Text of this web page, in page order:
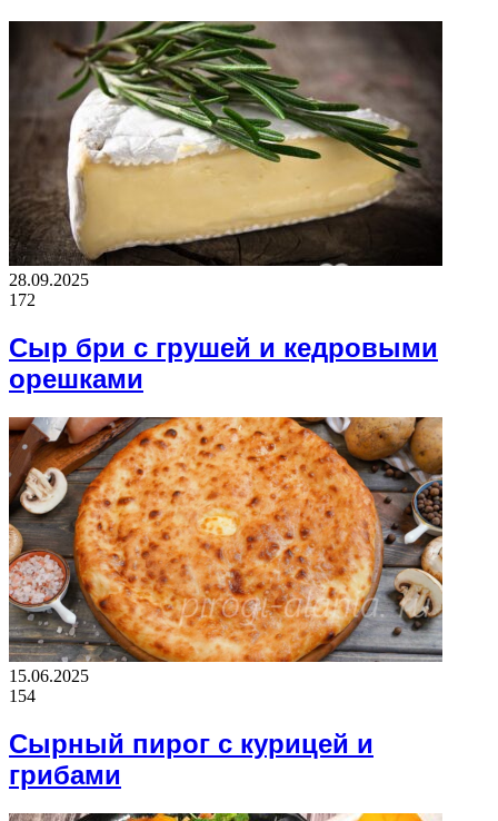
28.09.2025
172
Сыр бри с грушей и кедровыми
орешками
15.06.2025
154
Сырный пирог с курицей и
грибами